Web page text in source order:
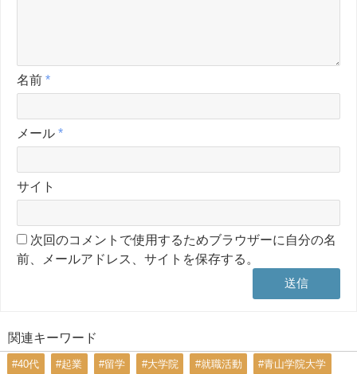
名前 *
メール *
サイト
次回のコメントで使用するためブラウザーに自分の名
前、メールアドレス、サイトを保存する。
関連キーワード
#40代 #起業 #留学 #大学院 #就職活動 #青山学院大学